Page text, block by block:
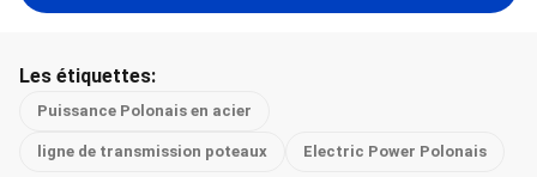
Les étiquettes:
Puissance Polonais en acier
ligne de transmission poteaux Electric Power Polonais